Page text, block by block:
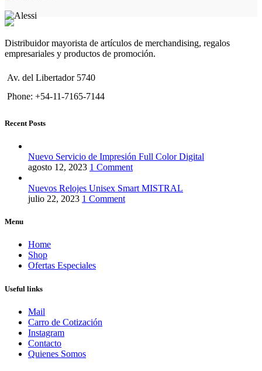
Distribuidor mayorista de artículos de merchandising, regalos
empresariales y productos de promoción.
Av. del Libertador 5740
Phone: +54-11-7165-7144
Recent Posts
Nuevo Servicio de Impresión Full Color Digital
agosto 12, 2023 1 Comment
Nuevos Relojes Unisex Smart MISTRAL
julio 22, 2023 1 Comment
Menu
Home
Shop
Ofertas Especiales
Useful links
Mail
Carro de Cotización
Instagram
Contacto
Quienes Somos